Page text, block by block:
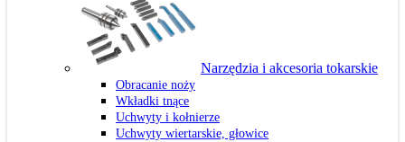
Narzędzia i akcesoria tokarskie
Obracanie noży
Wkładki tnące
Uchwyty i kołnierze
Uchwyty wiertarskie, głowice